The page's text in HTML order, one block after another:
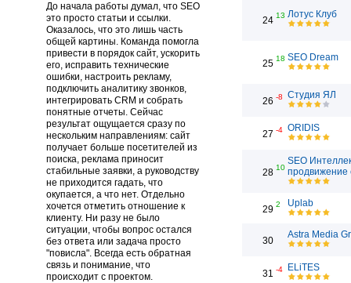
До начала работы думал, что SEO
это просто статьи и ссылки.
Оказалось, что это лишь часть
общей картины. Команда помогла
привести в порядок сайт, ускорить
его, исправить технические
ошибки, настроить рекламу,
подключить аналитику звонков,
интегрировать CRM и собрать
понятные отчеты. Сейчас
результат ощущается сразу по
нескольким направлениям: сайт
получает больше посетителей из
поиска, реклама приносит
стабильные заявки, а руководству
не приходится гадать, что
окупается, а что нет. Отдельно
хочется отметить отношение к
клиенту. Ни разу не было
ситуации, чтобы вопрос остался
без ответа или задача просто
"повисла". Всегда есть обратная
связь и понимание, что
происходит с проектом.
24 13 Лотус Клуб
25 18 SEO Dream
26 -8 Студия ЯЛ
27 -4 ORIDIS
28 10
SEO
продвижение
29 2 Uplab
30
Astra Media
31 -4 ELiTES